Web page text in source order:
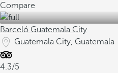
Compare
Barceló Guatemala City
Guatemala City, Guatemala
4.3/5